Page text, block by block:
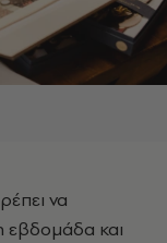
εβδομάδα και